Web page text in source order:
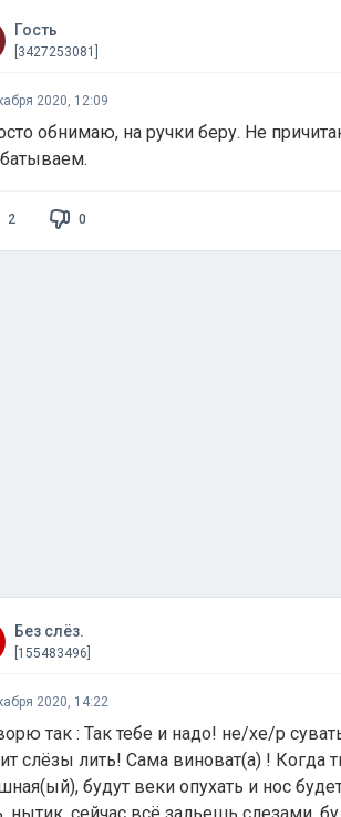
Гость
[3427253081]
2020, 12:09
обнимаю, на ручки беру. Не
2 0
Без слёз.
[155483496]
2020, 14:22
так : Так тебе и надо! не/xe/p
слёзы лить! Сама виноват(а) ! Когда
будут веки опухать и нос